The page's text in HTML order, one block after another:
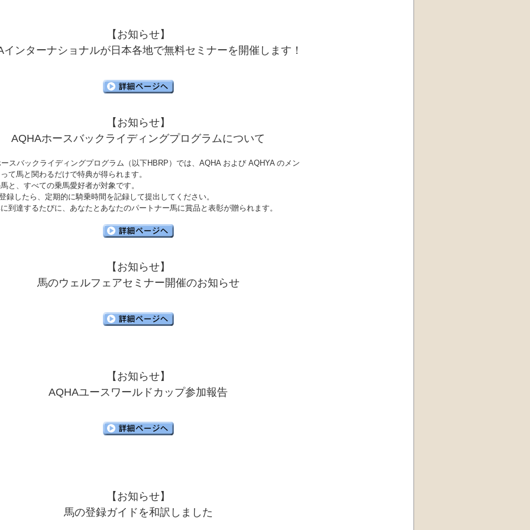
【お知らせ】
インターナショナルが日本各地で無料セミナーを開催します！
【お知らせ】
AQHAホースバックライディングプログラムについて
スバックライディングプログラム（以下HBRP）では、AQHA および AQHYA のメン
て馬と関わるだけで特典が得られます。
と、すべての乗馬愛好者が対象です。
録したら、定期的に騎乗時間を記録して提出してください。
到達するたびに、あなたとあなたのパートナー馬に賞品と表彰が贈られます。
【お知らせ】
馬のウェルフェアセミナー開催のお知らせ
【お知らせ】
AQHAユースワールドカップ参加報告
【お知らせ】
馬の登録ガイドを和訳しました